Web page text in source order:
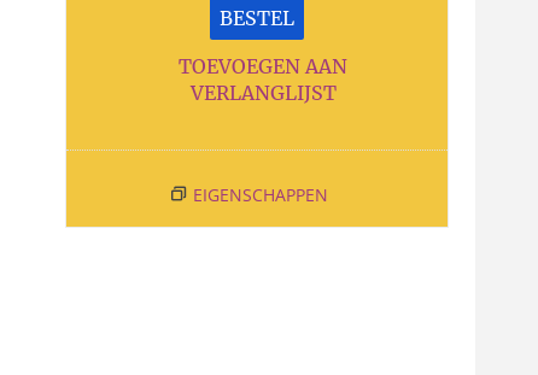
BESTEL
TOEVOEGEN AAN
VERLANGLIJST
EIGENSCHAPPEN